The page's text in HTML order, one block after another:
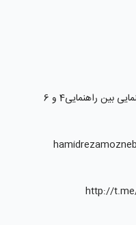
بین راهنمایی4 و 6